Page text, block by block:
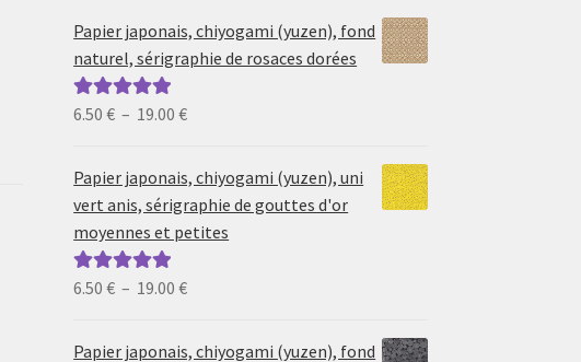
Papier japonais, chiyogami (yuzen), fond
naturel, sérigraphie de rosaces dorées
Note5.00sur
6.50€ – 19.00€Plage
prix :
6.50 €
à
Papier japonais, chiyogami (yuzen), uni
vert anis, sérigraphie de gouttes d'or
moyennes et petites
Note5.00sur
6.50€ – 19.00€Plage
prix :
Papier japonais, chiyogami (yuzen), fond